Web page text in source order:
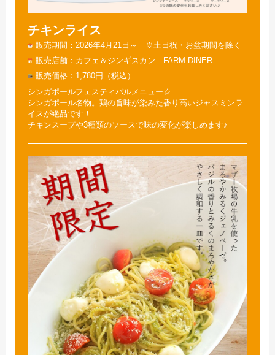
チキンライス
販売期間
2026年4月21日～ ※土日祝・お盆期間を除く
販売店舗
カフェ＆ジンギスカン FARM DINER
販売価格
1,780円（税込）
シンガポールフェスティバルメニュー☆
シンガポール名物。鶏の旨味が染みた香り高いジャスミンラ
イスが絶品です！
チキンスープや3種類のソースで味の変化が楽しめます♪